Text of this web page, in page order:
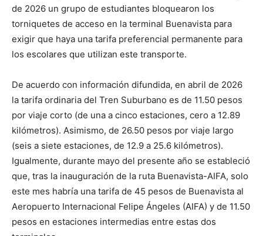
de 2026 un grupo de estudiantes bloquearon los
torniquetes de acceso en la terminal Buenavista para
exigir que haya una tarifa preferencial permanente para
los escolares que utilizan este transporte.
De acuerdo con información difundida, en abril de 2026
la tarifa ordinaria del Tren Suburbano es de 11.50 pesos
por viaje corto (de una a cinco estaciones, cero a 12.89
kilómetros). Asimismo, de 26.50 pesos por viaje largo
(seis a siete estaciones, de 12.9 a 25.6 kilómetros).
Igualmente, durante mayo del presente año se estableció
que, tras la inauguración de la ruta Buenavista-AIFA, solo
este mes habría una tarifa de 45 pesos de Buenavista al
Aeropuerto Internacional Felipe Ángeles (AIFA) y de 11.50
pesos en estaciones intermedias entre estas dos